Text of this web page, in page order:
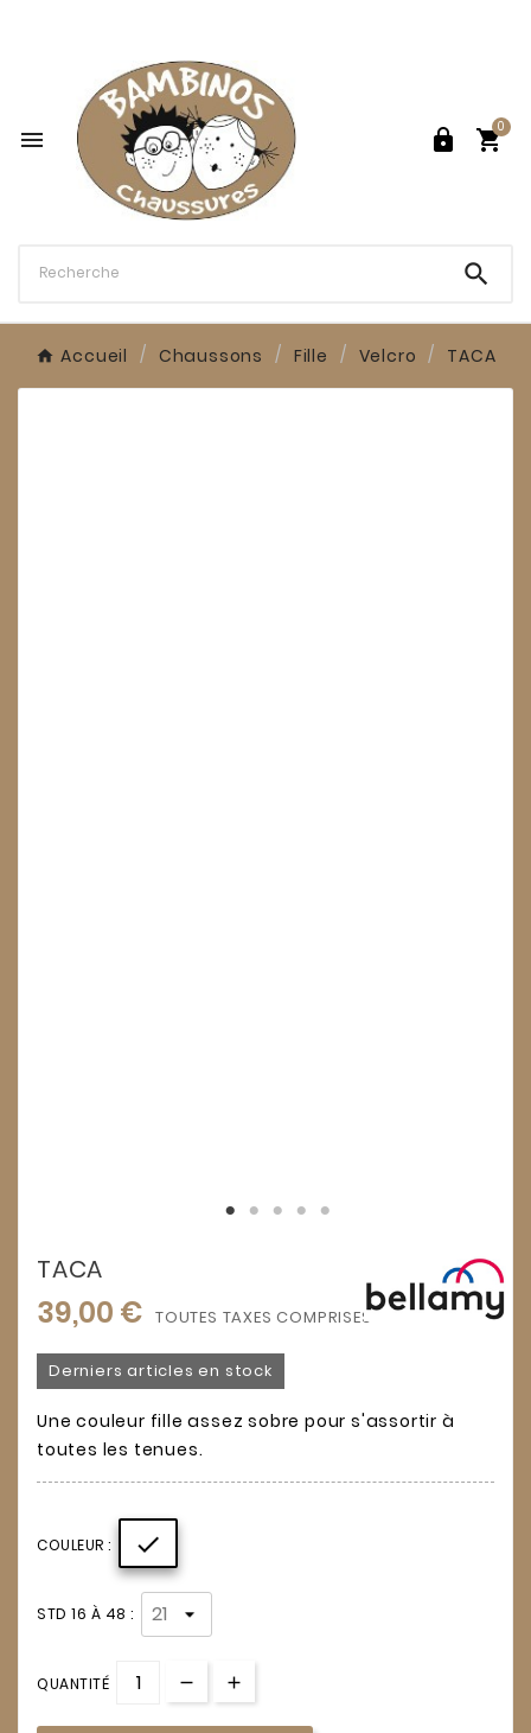
  
0

Accueil Chaussons Fille Velcro TACA
TACA
39,00 € TOUTES TAXES COMPRISES
Derniers articles en stock
Une couleur fille assez sobre pour s'assortir à
toutes les tenues.
COULEUR : 
STD 16 À 48 :
QUANTITÉ